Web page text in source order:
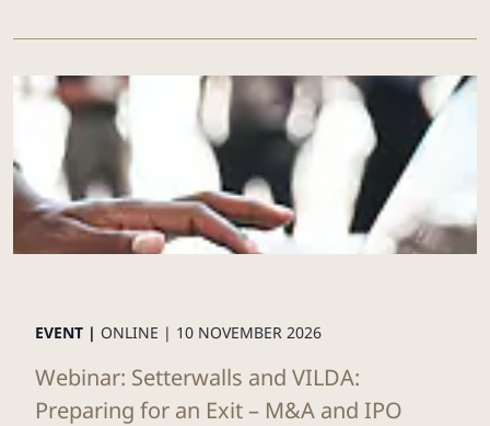
EVENT | ONLINE | 10 NOVEMBER 2026
Webinar: Setterwalls and VILDA:
Preparing for an Exit – M&A and IPO